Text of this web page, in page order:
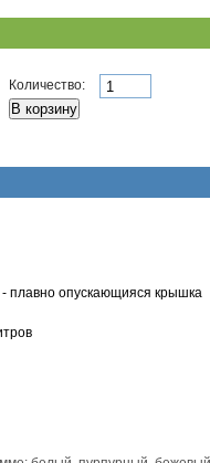
Количество:
- плавно опускающияся крышка